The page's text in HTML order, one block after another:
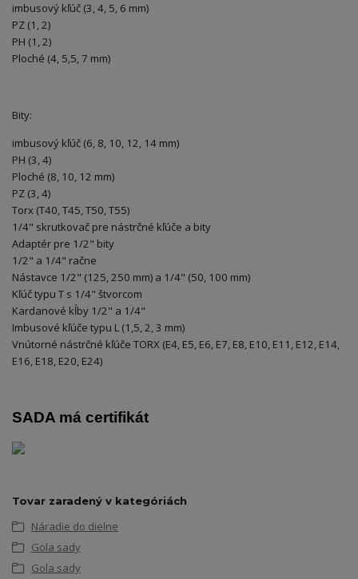
imbusový kľúč (3, 4, 5, 6 mm)
PZ (1, 2)
PH (1, 2)
Ploché (4, 5,5, 7 mm)
Bity:
imbusový kľúč (6, 8, 10, 12, 14 mm)
PH (3, 4)
Ploché (8, 10, 12 mm)
PZ (3, 4)
Torx (T40, T45, T50, T55)
1/4" skrutkovač pre nástrčné kľúče a bity
Adaptér pre 1/2" bity
1/2" a 1/4" račne
Nástavce 1/2" (125, 250 mm) a 1/4" (50, 100 mm)
Kľúč typu T s 1/4" štvorcom
Kardanové kĺby 1/2" a 1/4"
Imbusové kľúče typu L (1,5, 2, 3 mm)
Vnútorné nástrčné kľúče TORX (E4, E5, E6, E7, E8, E10, E11, E12, E14,
E16, E18, E20, E24)
SADA má certifikát
Tovar zaradený v kategóriách
Náradie do dielne
Gola sady
Gola sady